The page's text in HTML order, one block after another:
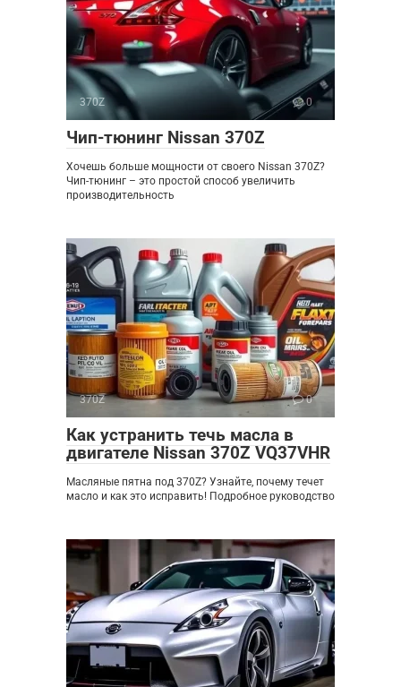
370Z 0
Чип-тюнинг Nissan 370Z
Хочешь больше мощности от своего Nissan 370Z?
Чип-тюнинг – это простой способ увеличить
производительность
370Z 0
Как устранить течь масла в
двигателе Nissan 370Z VQ37VHR
Масляные пятна под 370Z? Узнайте, почему течет
масло и как это исправить! Подробное руководство